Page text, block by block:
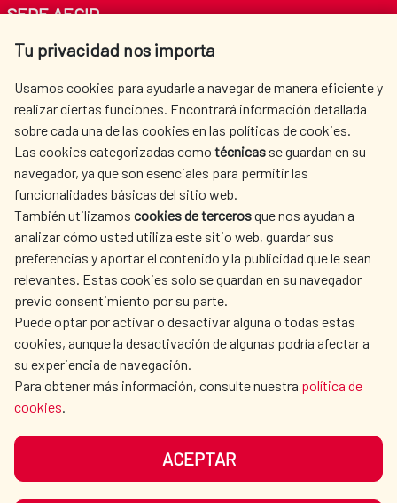
Tu privacidad nos importa
Usamos cookies para ayudarle a navegar de manera eficiente y
realizar ciertas funciones. Encontrará información detallada
sobre cada una de las cookies en las políticas de cookies.
Las cookies categorizadas como técnicas se guardan en su
navegador, ya que son esenciales para permitir las
funcionalidades básicas del sitio web.
También utilizamos cookies de tercerosque nos ayudan a
analizar cómo usted utiliza este sitio web, guardar sus
preferencias y aportar el contenido y la publicidad que le sean
relevantes. Estas cookies solo se guardan en su navegador
previo consentimiento por su parte.
Puede optar por activar o desactivar alguna o todas estas
cookies, aunque la desactivación de algunas podría afectar a
su experiencia de navegación.
Para obtener más información, consulte nuestra política de
cookies.
ACEPTAR
SEDE AECID
Av. Reyes Católicos 4 - 28040 Madrid
centro.informacion@aecid.es
LA AECID
DÓNDE COOPERAMOS
ACCIÓN HUMANITARIA
SALA DE PRENSA
CULTURA Y CIENCIA
BIBLIOTECA
NUESTRAS REDES SOCIALES
PROTECCIÓN DE DATOS
POLÍTICA DE COOKIES
GUÍA DE NAVEGACIÓN